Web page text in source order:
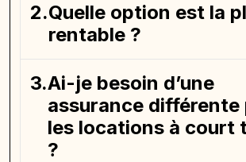
Quelle option est la
rentable ?
Ai-je besoin d’une
assurance différente
les locations à court
?